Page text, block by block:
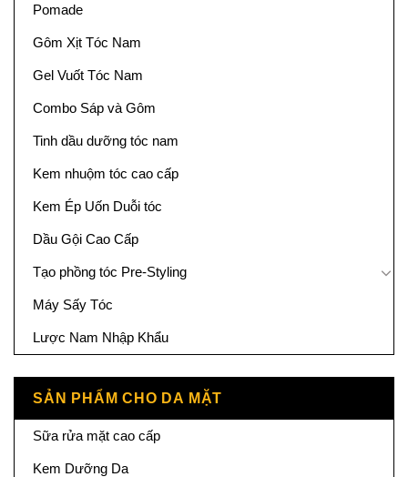
Pomade
Gôm Xịt Tóc Nam
Gel Vuốt Tóc Nam
Combo Sáp và Gôm
Tinh dầu dưỡng tóc nam
Kem nhuộm tóc cao cấp
Kem Ép Uốn Duỗi tóc
Dầu Gội Cao Cấp
Tạo phồng tóc Pre-Styling
Máy Sấy Tóc
Lược Nam Nhập Khẩu
SẢN PHẨM CHO DA MẶT
Sữa rửa mặt cao cấp
Kem Dưỡng Da